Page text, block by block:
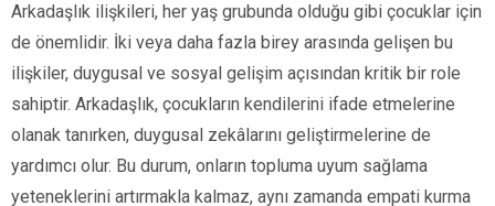
Arkadaşlık ilişkileri, her yaş grubunda olduğu gibi çocuklar için
de önemlidir. İki veya daha fazla birey arasında gelişen bu
ilişkiler, duygusal ve sosyal gelişim açısından kritik bir role
sahiptir. Arkadaşlık, çocukların kendilerini ifade etmelerine
olanak tanırken, duygusal zekâlarını geliştirmelerine de
yardımcı olur. Bu durum, onların topluma uyum sağlama
yeteneklerini artırmakla kalmaz, aynı zamanda empati kurma